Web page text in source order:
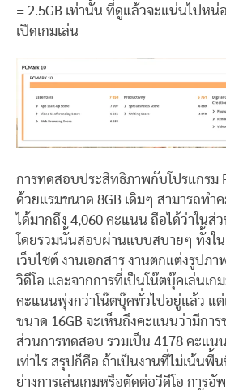
= 2.5GB เท่านั้น ที่ดูแล้วจะแน่นไปหน่
เปิดเกมเล่น
การทดสอบประสิทธิภาพกับโปรแกรม
ด้วยแรมขนาด 8GB เดิมๆ สามารถท
ได้มากถึง 4,060 คะแนน ถือได้ว่าในส่
โดยรวมนั้นสอบผ่านแบบสบายๆ ทั้งใน
เว็บไซต์ งานเอกสาร งานตกแต่งรูปภ
วิดีโอ และจากการที่เป็นโน๊ตบุ๊คเล่นเก
คะแนนพุ่งกว่าโน๊ตบุ๊คทั่วไปอยู่แล้ว แต่
ขนาด 16GB จะเห็นถึงคะแนนว่ามีกา
ส่วนการทดสอบ รวมเป็น 4178 คะแน
เท่าไร สรุปก็คือ ถ้าเป็นงานที่ไม่เน้นพื้
ย่างการเล่นเกมหรือตัดต่อวีดีโอ การอั